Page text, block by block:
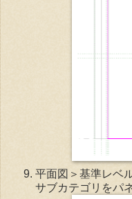
平面図＞基準レベ
サブカテゴリをパ